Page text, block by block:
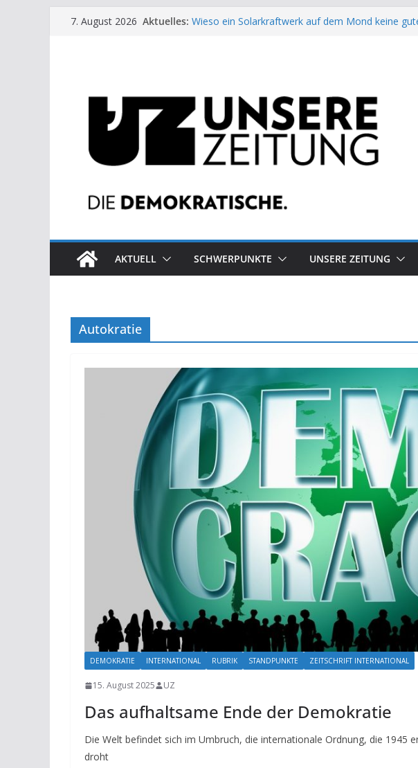
Zum7. August 2026 Aktuelles: Wieso ein Solarkraftwerk auf dem Mond keine
AKTUELL SCHWERPUNKTE UNSERE ZEITUNG
Autokratie
DEMOKRATIE INTERNATIONAL RUBRIK STANDPUNKTE ZEITSCHRIFT INTERNATIONAL
15. August 2025 UZ
Das aufhaltsame Ende der Demokratie
Die Welt befindet sich im Umbruch, die internationale Ordnung, die 1945
droht